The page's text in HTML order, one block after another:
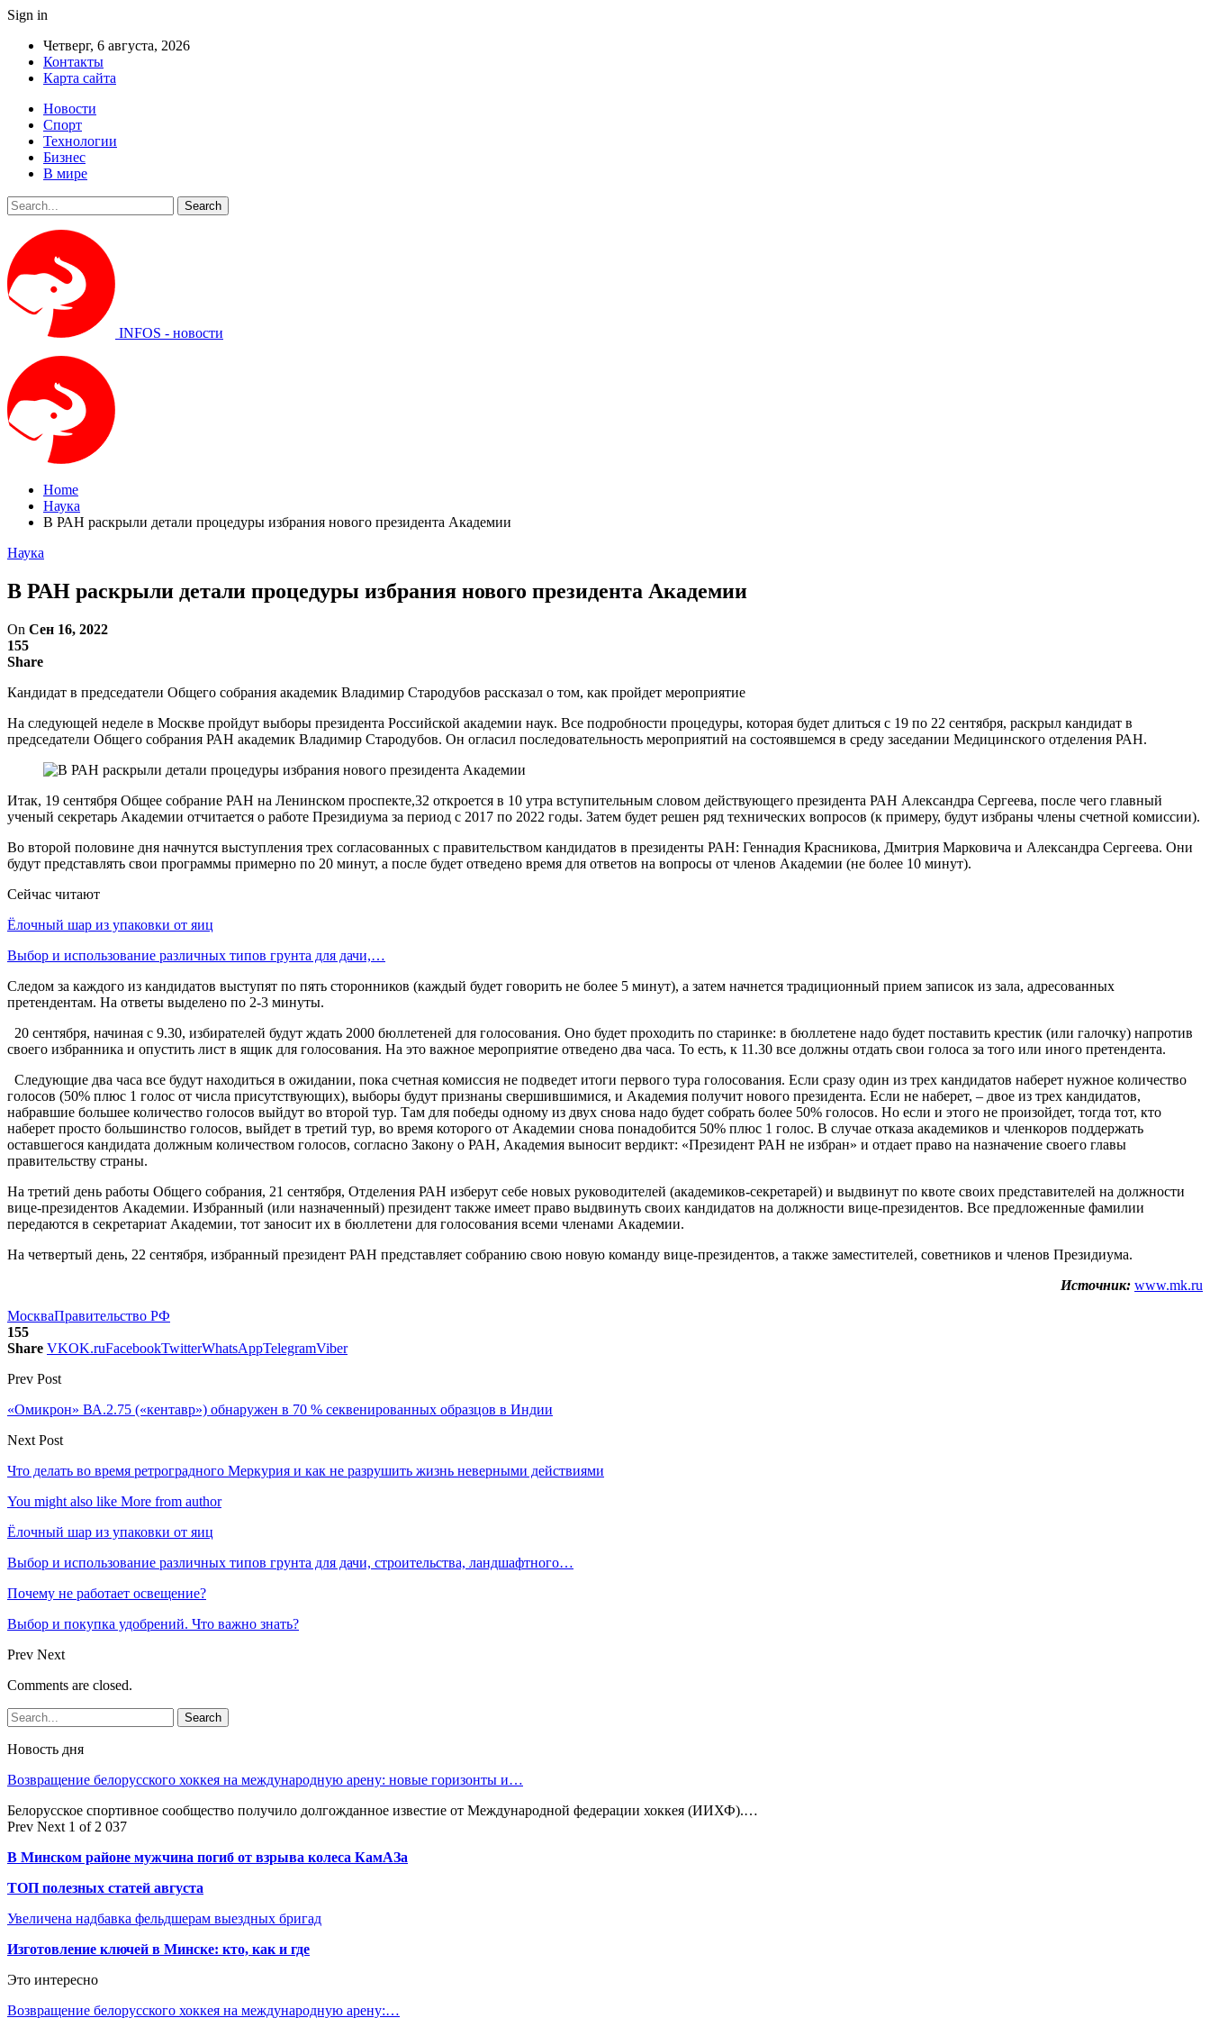
Sign in
Четверг, 6 августа, 2026
Контакты
Карта сайта
Новости
Спорт
Технологии
Бизнес
В мире
INFOS - новости
Home
Наука
В РАН раскрыли детали процедуры избрания нового президента Академии
Наука
В РАН раскрыли детали процедуры избрания нового президента Академии
On Сен 16, 2022
155
Share
Кандидат в председатели Общего собрания академик Владимир Стародубов рассказал о том, как пройдет мероприятие
На следующей неделе в Москве пройдут выборы президента Российской академии наук. Все подробности процедуры, которая будет длиться с 19 по 22 сентября, раскрыл кандидат в
председатели Общего собрания РАН академик Владимир Стародубов. Он огласил последовательность мероприятий на состоявшемся в среду заседании Медицинского отделения РАН.
Итак, 19 сентября Общее собрание РАН на Ленинском проспекте,32 откроется в 10 утра вступительным словом действующего президента РАН Александра Сергеева, после чего главный
ученый секретарь Академии отчитается о работе Президиума за период с 2017 по 2022 годы. Затем будет решен ряд технических вопросов (к примеру, будут избраны члены счетной комиссии).
Во второй половине дня начнутся выступления трех согласованных с правительством кандидатов в президенты РАН: Геннадия Красникова, Дмитрия Марковича и Александра Сергеева. Они
будут представлять свои программы примерно по 20 минут, а после будет отведено время для ответов на вопросы от членов Академии (не более 10 минут).
Сейчас читают
Ёлочный шар из упаковки от яиц
Выбор и использование различных типов грунта для дачи,…
Следом за каждого из кандидатов выступят по пять сторонников (каждый будет говорить не более 5 минут), а затем начнется традиционный прием записок из зала, адресованных
претендентам. На ответы выделено по 2-3 минуты.
20 сентября, начиная с 9.30, избирателей будут ждать 2000 бюллетеней для голосования. Оно будет проходить по старинке: в бюллетене надо будет поставить крестик (или галочку) напротив
своего избранника и опустить лист в ящик для голосования. На это важное мероприятие отведено два часа. То есть, к 11.30 все должны отдать свои голоса за того или иного претендента.
Следующие два часа все будут находиться в ожидании, пока счетная комиссия не подведет итоги первого тура голосования. Если сразу один из трех кандидатов наберет нужное количество
голосов (50% плюс 1 голос от числа присутствующих), выборы будут признаны свершившимися, и Академия получит нового президента. Если не наберет, – двое из трех кандидатов,
набравшие большее количество голосов выйдут во второй тур. Там для победы одному из двух снова надо будет собрать более 50% голосов. Но если и этого не произойдет, тогда тот, кто
наберет просто большинство голосов, выйдет в третий тур, во время которого от Академии снова понадобится 50% плюс 1 голос. В случае отказа академиков и членкоров поддержать
оставшегося кандидата должным количеством голосов, согласно Закону о РАН, Академия выносит вердикт: «Президент РАН не избран» и отдает право на назначение своего главы
правительству страны.
На третий день работы Общего собрания, 21 сентября, Отделения РАН изберут себе новых руководителей (академиков-секретарей) и выдвинут по квоте своих представителей на должности
вице-президентов Академии. Избранный (или назначенный) президент также имеет право выдвинуть своих кандидатов на должности вице-президентов. Все предложенные фамилии
передаются в секретариат Академии, тот заносит их в бюллетени для голосования всеми членами Академии.
На четвертый день, 22 сентября, избранный президент РАН представляет собранию свою новую команду вице-президентов, а также заместителей, советников и членов Президиума.
Источник: www.mk.ru
МоскваПравительство РФ
155
Share VKOK.ruFacebookTwitterWhatsAppTelegramViber
Prev Post
«Омикрон» ВА.2.75 («кентавр») обнаружен в 70 % секвенированных образцов в Индии
Next Post
Что делать во время ретроградного Меркурия и как не разрушить жизнь неверными действиями
You might also like More from author
Ёлочный шар из упаковки от яиц
Выбор и использование различных типов грунта для дачи, строительства, ландшафтного…
Почему не работает освещение?
Выбор и покупка удобрений. Что важно знать?
Prev Next
Comments are closed.
Новость дня
Возвращение белорусского хоккея на международную арену: новые горизонты и…
Белорусское спортивное сообщество получило долгожданное известие от Международной федерации хоккея (ИИХФ).…
Prev Next 1 of 2 037
В Минском районе мужчина погиб от взрыва колеса КамАЗа
ТОП полезных статей августа
Увеличена надбавка фельдшерам выездных бригад
Изготовление ключей в Минске: кто, как и где
Это интересно
Возвращение белорусского хоккея на международную арену:…